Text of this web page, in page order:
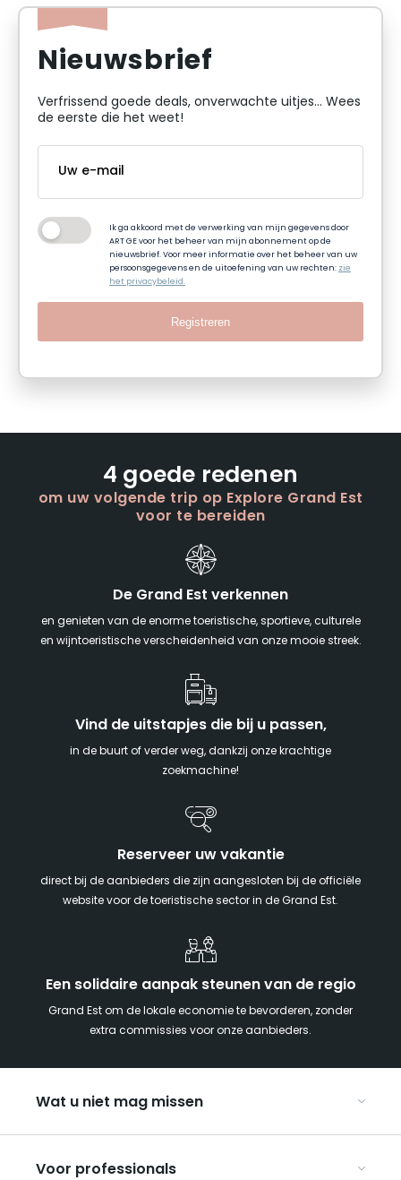
Nieuwsbrief
Verfrissend goede deals, onverwachte uitjes... Wees
de eerste die het weet!
Ik ga akkoord met de verwerking van mijn gegevens door
ART GE voor het beheer van mijn abonnement op de
nieuwsbrief. Voor meer informatie over het beheer van uw
persoonsgegevens en de uitoefening van uw rechten:zie
het privacybeleid.
Registreren
4 goede redenen
om uw volgende trip op Explore Grand Est
voor te bereiden
De Grand Est verkennen
en genieten van de enorme toeristische, sportieve, culturele
en wijntoeristische verscheidenheid van onze mooie streek.
Vind de uitstapjes die bij u passen,
in de buurt of verder weg, dankzij onze krachtige
zoekmachine!
Reserveer uw vakantie
direct bij de aanbieders die zijn aangesloten bij de officiële
website voor de toeristische sector in de Grand Est.
Een solidaire aanpak steunen van de regio
Grand Est om de lokale economie te bevorderen, zonder
extra commissies voor onze aanbieders.
Wat u niet mag missen
Met z’n tweeën
Voor professionals